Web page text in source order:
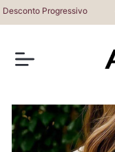
Progressivo